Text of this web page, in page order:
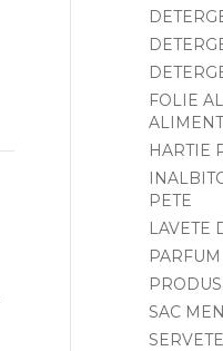
FOLIE
HARTIE
PETE
LAVETE
SAC